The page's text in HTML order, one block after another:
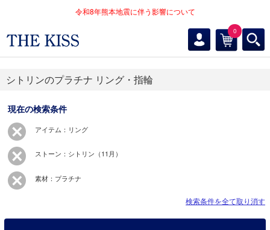
令和8年熊本地震に伴う影響について
0
シトリンのプラチナ リング・指輪
現在の検索条件
アイテム：リング
ストーン：シトリン（11月）
素材：プラチナ
検索条件を全て取り消す